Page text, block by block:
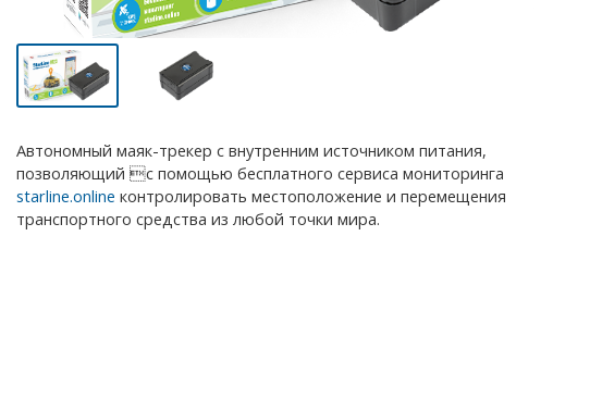
Автономный маяк-трекер с внутренним источником питания,
позволяющий с помощью бесплатного сервиса мониторинга
starline.online контролировать местоположение и перемещения
транспортного средства из любой точки мира.